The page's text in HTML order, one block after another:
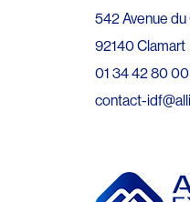
542 Avenue
92140 Clamart
01 34 42 80 00
contact-